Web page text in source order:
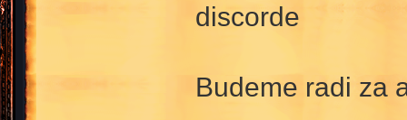
discorde
Budeme radi za